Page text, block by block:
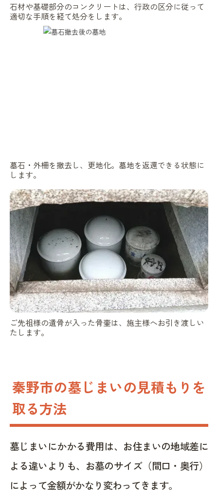
石材や基礎部分のコンクリートは、行政の区分に従って
適切な手順を経て処分をします。
墓石・外柵を撤去し、更地化。墓地を返還できる状態に
します。
ご先祖様の遺骨が入った骨壷は、施主様へお引き渡しい
たします。
秦野市の墓じまいの見積もりを
取る方法
墓じまいにかかる費用は、お住まいの地域差に
よる違いよりも、お墓のサイズ（間口・奥行）
によって金額がかなり変わってきます。